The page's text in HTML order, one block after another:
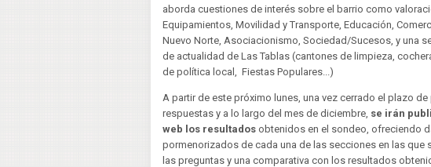
aborda cuestiones de interés sobre el barrio como
Equipamientos, Movilidad y Transporte, Educación,
Nuevo Norte, Asociacionismo, Sociedad/Sucesos, y una
de actualidad de Las Tablas (cantones de limpieza,
de política local, Fiestas Populares...)
A partir de este próximo lunes, una vez cerrado el plazo
respuestas y a lo largo del mes de diciembre, se irán
web los resultados obtenidos en el sondeo, ofreciendo
pormenorizados de cada una de las secciones en las que
las preguntas y una comparativa con los resultados